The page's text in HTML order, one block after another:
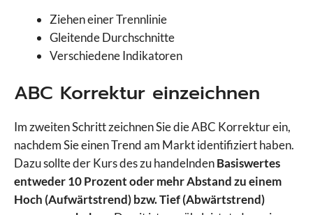
Ziehen einer Trennlinie
Gleitende Durchschnitte
Verschiedene Indikatoren
ABC Korrektur einzeichnen
Im zweiten Schritt zeichnen Sie die ABC Korrektur ein,
nachdem Sie einen Trend am Markt identifiziert haben.
Dazu sollte der Kurs des zu handelndenBasiswertes
entweder 10 Prozent oder mehr Abstand zu einem
Hoch (Aufwärtstrend) bzw. Tief (Abwärtstrend)